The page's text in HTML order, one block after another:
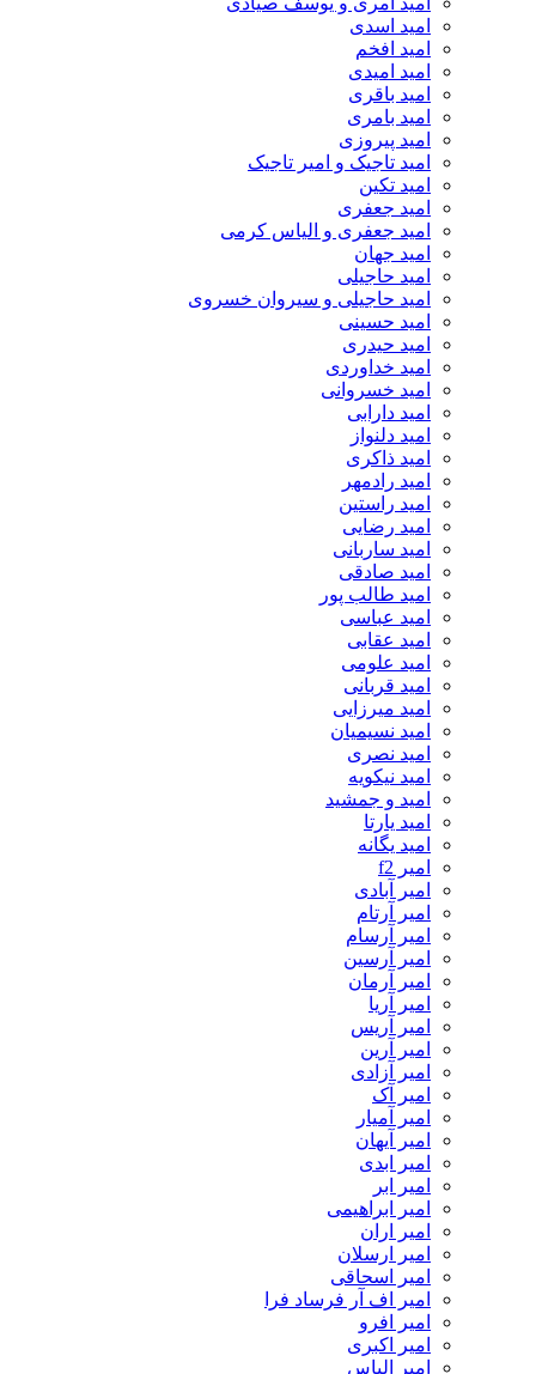
امید اسدی
امید افخم
امید امیدی
امید باقری
امید بامری
امید پیروزی
امید تاجیک و امیر تاجیک
امید تکین
امید جعفری
امید جعفری و الیاس کرمی
امید جهان
امید حاجیلی
امید حاجیلی و سیروان خسروی
امید حسینی
امید حیدری
امید خداوردی
امید خسروانی
امید دارابی
امید دلنواز
امید ذاکری
امید رادمهر
امید راستین
امید رضایی
امید ساربانی
امید صادقی
امید طالب پور
امید عباسی
امید عقابی
امید علومی
امید قربانی
امید میرزایی
امید نسیمیان
امید نصری
امید نیکویه
امید و جمشید
امید یارتا
امید یگانه
امیر f2
امیر آبادی
امیر آرتام
امیر آرسام
امیر آرسین
امیر آرمان
امیر آریا
امیر آریس
امیر آرین
امیر آزادی
امیر آک
امیر آمیار
امیر آیهان
امیر ابدی
امیر ابر
امیر ابراهیمی
امیر اران
امیر ارسلان
امیر اسحاقی
امیر اف آر فرساد فرا
امیر افرو
امیر اکبری
امیر الیاس